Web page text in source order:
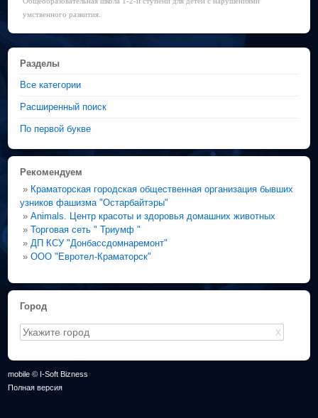
умственного развития.
Разделы
Все категории
Расширенный поиск
По первой букве
Рекомендуем
» Краматорская городская общественная организация бывших
узников фашизма "Остарбайтэры"
»Animals. Центр красоты и здоровья домашних животных
»Торговая сеть " Триумф "
» ДП КСУ "Донбассдомнаремонт"
»ООО "Евротел-Краматорск"
Город
X
mobile © I-Soft Bizness
Полная версия